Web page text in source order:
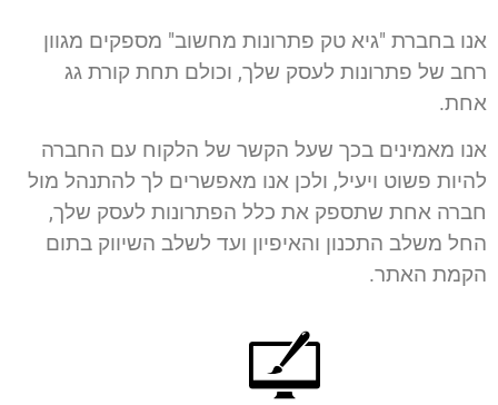
אנו בחברת "גיא טק פתרונות מחשוב" מספקים מגוון
רחב של פתרונות לעסק שלך, וכולם תחת קורת גג
אחת.
אנו מאמינים בכך שעל הקשר של הלקוח עם החברה
להיות פשוט ויעיל, ולכן אנו מאפשרים לך להתנהל מול
חברה אחת שתספק את כלל הפתרונות לעסק שלך,
החל משלב התכנון והאיפיון ועד לשלב השיווק בתום
הקמת האתר.